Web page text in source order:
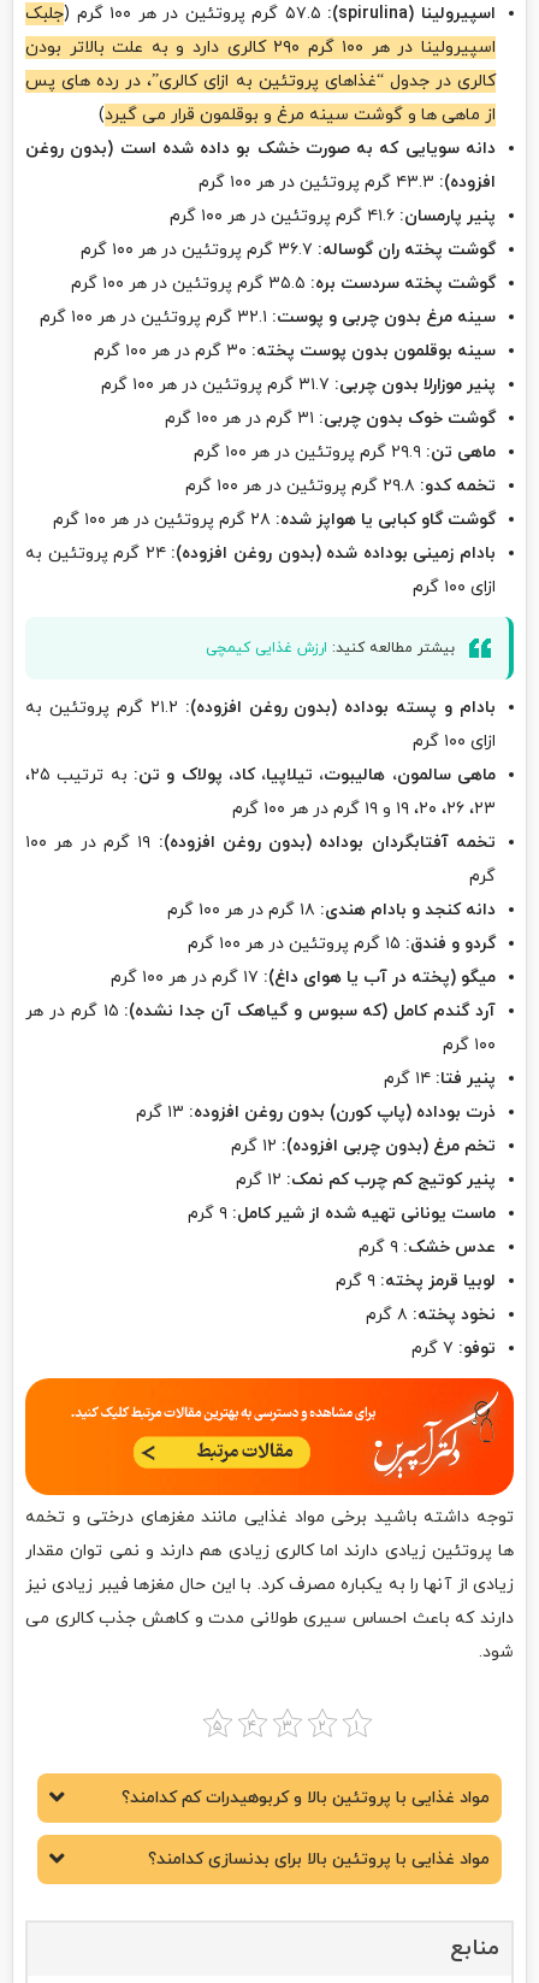
اسپیرولینا (spirulina):
جلبک
اسپیرولینا در هر ۱۰۰ گرم ۲۹۰ کالری دارد و به علت بالاتر بودن
کالری در جدول “غذاهای پروتئین به ازای کالری”، در رده های پس
از ماهی ها و گوشت سینه مرغ و بوقلمون قرار می گیرد)
دانه سویایی که به صورت خشک بو داده شده است (بدون روغن
افزوده):
پنیر پارمسان:
گوشت پخته ران گوساله:
گوشت پخته سردست بره:
سینه مرغ بدون چربی و پوست:
سینه بوقلمون بدون پوست پخته:
پنیر موزارلا بدون چربی:
گوشت خوک بدون چربی:
ماهی تن:
تخمه کدو:
گوشت گاو کبابی یا هواپز شده:
بادام زمینی بوداده شده (بدون روغن افزوده):
۲۴ گرم پروتئین به
ازای ۱۰۰ گرم
بیشتر مطالعه کنید: ارزش غذایی کیمچی
بادام و پسته بوداده (بدون روغن افزوده):
۲۱.۲ گرم پروتئین به
ازای ۱۰۰ گرم
ماهی سالمون، هالیبوت، تیلاپیا، کاد، پولاک و تن:
به ترتیب ۲۵،
۲۳، ۲۶، ۲۰، ۱۹ و ۱۹ گرم در هر ۱۰۰ گرم
تخمه آفتابگردان بوداده (بدون روغن افزوده):
۱۹ گرم در هر ۱۰۰
گرم
دانه کنجد و بادام هندی:
گردو و فندق:
میگو (پخته در آب یا هوای داغ):
آرد گندم کامل (که سبوس و گیاهک آن جدا نشده):
۱۵ گرم در هر
۱۰۰ گرم
پنیر فتا:
ذرت بوداده (پاپ کورن) بدون روغن افزوده:
تخم مرغ (بدون چربی افزوده):
پنیر کوتیج کم چرب کم نمک:
ماست یونانی تهیه شده از شیر کامل:
عدس خشک:
لوبیا قرمز پخته:
نخود پخته:
توفو:
توجه داشته باشید برخی مواد غذایی مانند مغزهای درختی و تخمه
ها پروتئین زیادی دارند اما کالری زیادی هم دارند و نمی توان مقدار
زیادی از آنها را به یکباره مصرف کرد. با این حال مغزها فیبر زیادی نیز
دارند که باعث احساس سیری طولانی مدت و کاهش جذب کالری می
شود.
مواد غذایی با پروتئین بالا و کربوهیدرات کم کدامند؟
مواد غذایی با پروتئین بالا برای بدنسازی کدامند؟
منابع